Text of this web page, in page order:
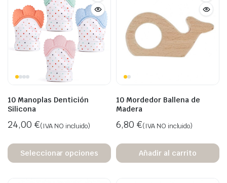
10 Manoplas Dentición
Silicona
24,00 €(IVA NO incluido)
Seleccionar opciones
10 Mordedor Ballena de
Madera
6,80 €(IVA NO incluido)
Añadir al carrito